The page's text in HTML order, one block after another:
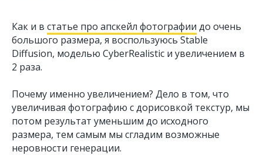
Как и в статье про апскейл фотографии до очень
большого размера, я воспользуюсь Stable
Diffusion, моделью CyberRealistic и увеличением в
2 раза.
Почему именно увеличением? Дело в том, что
увеличивая фотографию с дорисовкой текстур, мы
потом результат уменьшим до исходного
размера, тем самым мы сгладим возможные
неровности генерации.